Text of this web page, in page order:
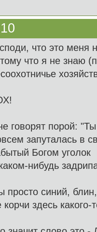
что это меня
что я не знаю
говорят порой:
запуталась в
Богом уголок
нибудь
просто синий,
корчи здесь какого-